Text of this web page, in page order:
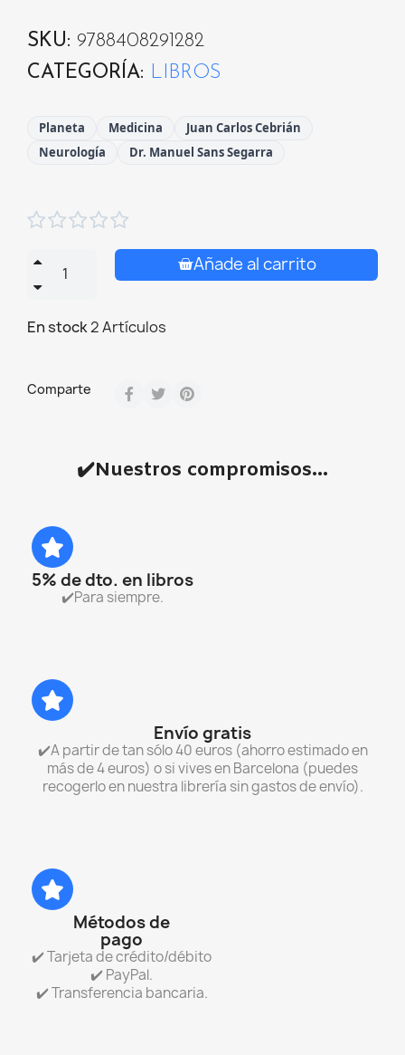
SKU
9788408291282
CATEGORÍA
LIBROS
Planeta Medicina
Juan Carlos Cebrián
Neurología
Dr. Manuel Sans Segarra

Añade al carrito
En stock2 Artículos
Comparte
✔️Nuestros compromisos...
5% de dto. en libros
✔️Para siempre.
Envío gratis
✔️A partir de tan sólo 40 euros (ahorro estimado en
más de 4 euros) o si vives en Barcelona (puedes
recogerlo en nuestra librería sin gastos de envío).
Métodos de
pago
✔️ Tarjeta de crédito/débito
✔️ PayPal.
✔️ Transferencia bancaria.